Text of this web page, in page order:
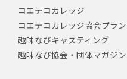
コエテコカレッジ
コエテコカレッジ協会プラン
趣味なびキャスティング
趣味なび協会・団体マガジン